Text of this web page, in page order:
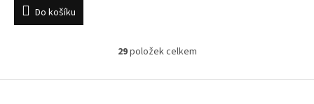
Do košíku
O
l
29položek celkem
Z